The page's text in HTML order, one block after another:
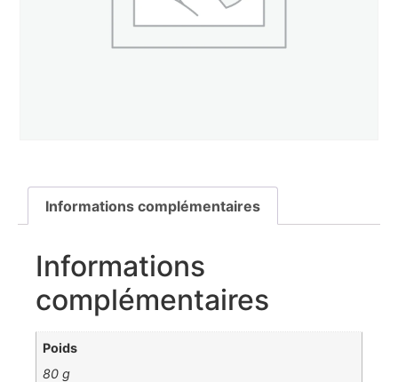
Informations complémentaires
Informations
complémentaires
Poids
80 g